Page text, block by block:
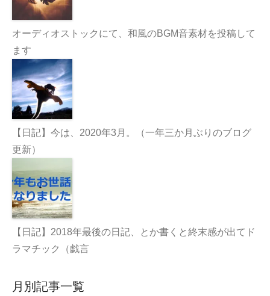
オーディオストックにて、和風のBGM音素材を投稿して
ます
【日記】今は、2020年3月。（一年三か月ぶりのブログ
更新）
【日記】2018年最後の日記、とか書くと終末感が出てド
ラマチック（戯言
月別記事一覧